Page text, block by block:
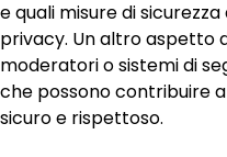
e quali misure di
privacy. Un altro aspetto
moderatori o sistemi di
che possono contribuire
sicuro e rispettoso.